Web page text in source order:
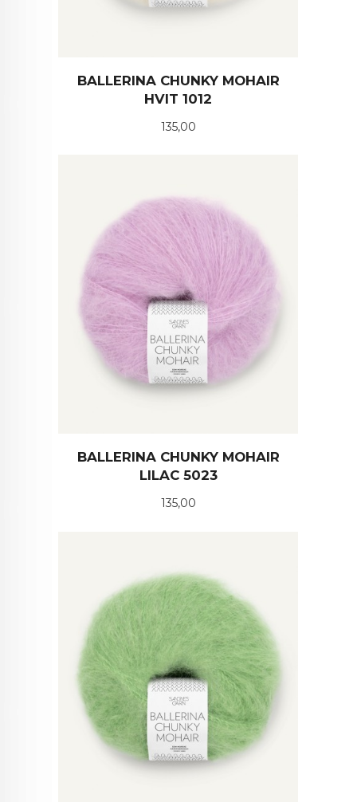
BALLERINA CHUNKY MOHAIR
HVIT 1012
Pris
135,00
BALLERINA CHUNKY MOHAIR
LILAC 5023
Pris
135,00